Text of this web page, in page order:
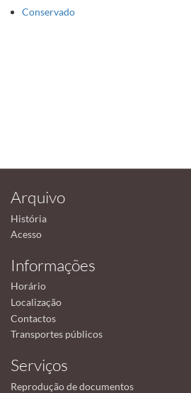
Conservado
Arquivo
História
Acesso
Informações
Horário
Localização
Contactos
Transportes públicos
Serviços
Reprodução de documentos